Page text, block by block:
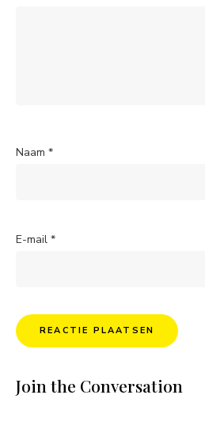
Naam *
E-mail *
Join the Conversation